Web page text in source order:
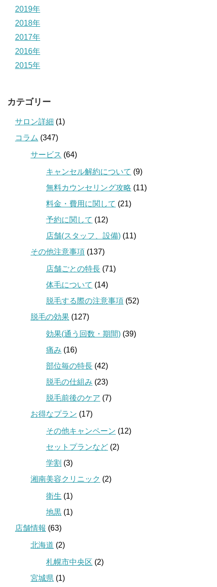
2019年
2018年
2017年
2016年
2015年
カテゴリー
サロン詳細 (1)
コラム (347)
サービス (64)
キャンセル解約について (9)
無料カウンセリング攻略 (11)
料金・費用に関して (21)
予約に関して (12)
店舗(スタッフ、設備) (11)
その他注意事項 (137)
店舗ごとの特長 (71)
体毛について (14)
脱毛する際の注意事項 (52)
脱毛の効果 (127)
効果(通う回数・期間) (39)
痛み (16)
部位毎の特長 (42)
脱毛の仕組み (23)
脱毛前後のケア (7)
お得なプラン (17)
その他キャンペーン (12)
セットプランなど (2)
学割 (3)
湘南美容クリニック (2)
衛生 (1)
地黒 (1)
店舗情報 (63)
北海道 (2)
札幌市中央区 (2)
宮城県 (1)